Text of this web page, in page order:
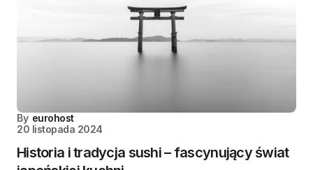
By eurohost
20 listopada 2024
Historia i tradycja sushi – fascynujący świat